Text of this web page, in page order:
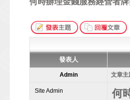
發表人
Admin 文章主
Site Admin 何